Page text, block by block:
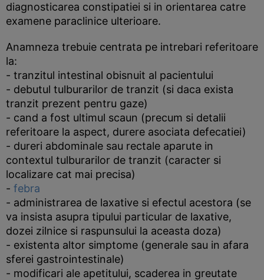
diagnosticarea constipatiei si in orientarea catre
examene paraclinice ulterioare.
Anamneza trebuie centrata pe intrebari referitoare
la:
- tranzitul intestinal obisnuit al pacientului
- debutul tulburarilor de tranzit (si daca exista
tranzit prezent pentru gaze)
- cand a fost ultimul scaun (precum si detalii
referitoare la aspect, durere asociata defecatiei)
- dureri abdominale sau rectale aparute in
contextul tulburarilor de tranzit (caracter si
localizare cat mai precisa)
- febra
- administrarea de laxative si efectul acestora (se
va insista asupra tipului particular de laxative,
dozei zilnice si raspunsului la aceasta doza)
- existenta altor simptome (generale sau in afara
sferei gastrointestinale)
- modificari ale apetitului, scaderea in greutate